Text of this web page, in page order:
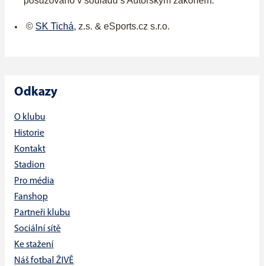
© SK Tichá, z.s. & eSports.cz s.r.o.
Odkazy
O klubu
Historie
Kontakt
Stadion
Pro média
Fanshop
Partneři klubu
Sociální sítě
Ke stažení
Náš fotbal ŽIVĚ